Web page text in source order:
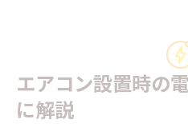
配線や電圧切替な
する
エアコン設置時の
に解説